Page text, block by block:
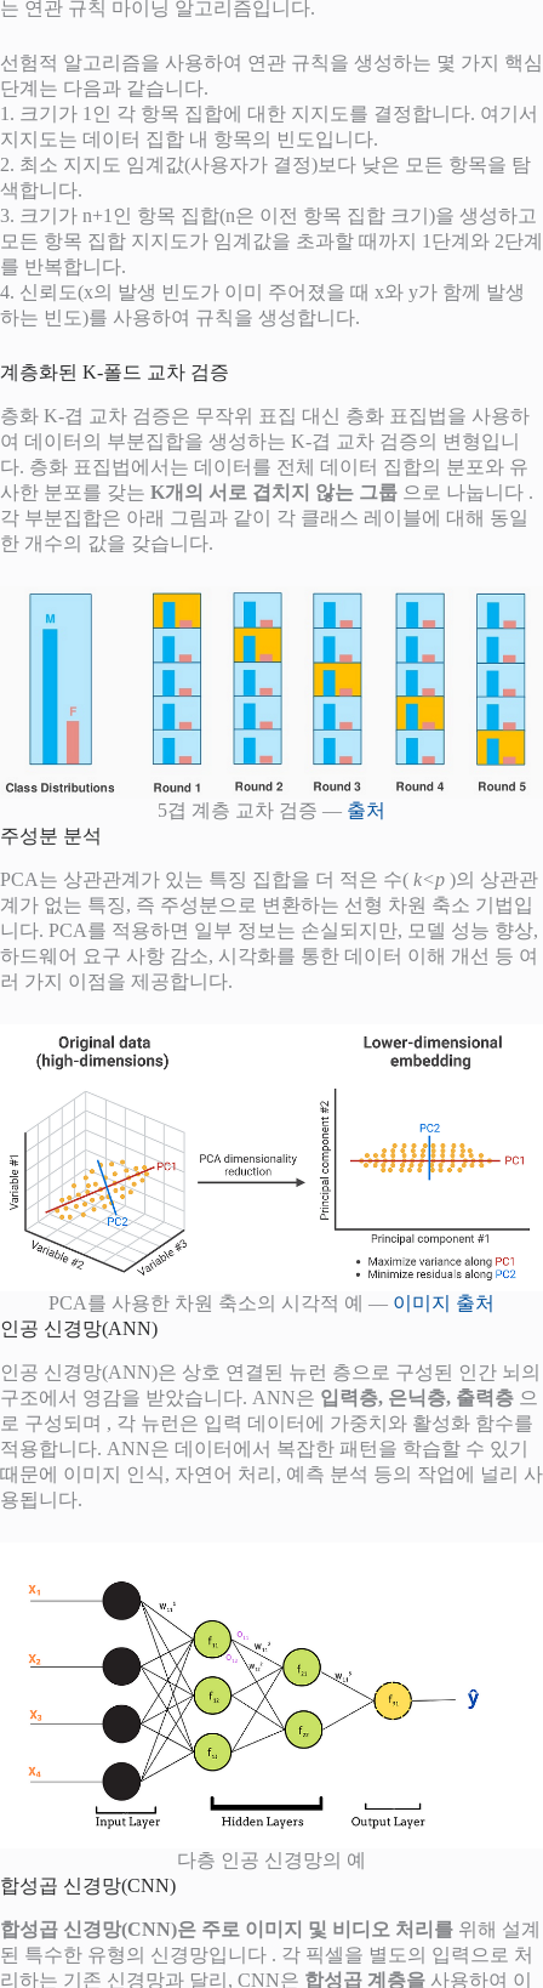
는 연관 규칙 마이닝 알고리즘입니다.
선험적 알고리즘을 사용하여 연관 규칙을 생성하는 몇 가지 핵심
단계는 다음과 같습니다.
1. 크기가 1인 각 항목 집합에 대한 지지도를 결정합니다. 여기서
지지도는 데이터 집합 내 항목의 빈도입니다.
2. 최소 지지도 임계값(사용자가 결정)보다 낮은 모든 항목을 탐
색합니다.
3. 크기가 n+1인 항목 집합(n은 이전 항목 집합 크기)을 생성하고
모든 항목 집합 지지도가 임계값을 초과할 때까지 1단계와 2단계
를 반복합니다.
4. 신뢰도(x의 발생 빈도가 이미 주어졌을 때 x와 y가 함께 발생
하는 빈도)를 사용하여 규칙을 생성합니다.
계층화된 K-폴드 교차 검증
층화 K-겹 교차 검증은 무작위 표집 대신 층화 표집법을 사용하
여 데이터의 부분집합을 생성하는 K-겹 교차 검증의 변형입니
다. 층화 표집법에서는 데이터를 전체 데이터 집합의 분포와 유
사한 분포를 갖는 K개의 서로 겹치지 않는 그룹 으로 나눕니다 .
각 부분집합은 아래 그림과 같이 각 클래스 레이블에 대해 동일
한 개수의 값을 갖습니다.
5겹 계층 교차 검증 — 출처
주성분 분석
PCA는 상관관계가 있는 특징 집합을 더 적은 수( k<p )의 상관관
계가 없는 특징, 즉 주성분으로 변환하는 선형 차원 축소 기법입
니다. PCA를 적용하면 일부 정보는 손실되지만, 모델 성능 향상,
하드웨어 요구 사항 감소, 시각화를 통한 데이터 이해 개선 등 여
러 가지 이점을 제공합니다.
PCA를 사용한 차원 축소의 시각적 예 — 이미지 출처
인공 신경망(ANN)
인공 신경망(ANN)은 상호 연결된 뉴런 층으로 구성된 인간 뇌의
구조에서 영감을 받았습니다. ANN은 입력층, 은닉층, 출력층 으
로 구성되며 , 각 뉴런은 입력 데이터에 가중치와 활성화 함수를
적용합니다. ANN은 데이터에서 복잡한 패턴을 학습할 수 있기
때문에 이미지 인식, 자연어 처리, 예측 분석 등의 작업에 널리 사
용됩니다.
다층 인공 신경망의 예
합성곱 신경망(CNN)
합성곱 신경망(CNN)은 주로 이미지 및 비디오 처리를 위해 설계
된 특수한 유형의 신경망입니다 . 각 픽셀을 별도의 입력으로 처
리하는 기존 신경망과 달리, CNN은 합성곱 계층을 사용하여 이